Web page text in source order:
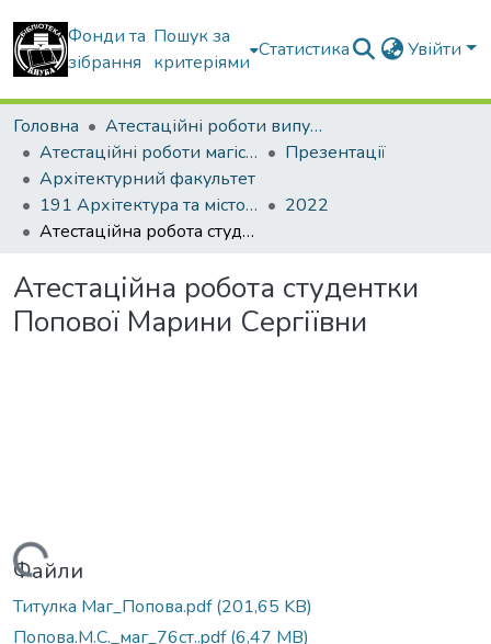
Фонди та
зібрання
Пошук за
критеріями
Статистика Увійти
Головна
Атестаційні роботи випускників
Атестаційні роботи магістрів
Презентації
Архітектурний факультет
191 Архітектура та містобудування. Ландшафтна архітектура
2022
Атестаційна робота студентки Попової Марини Сергіївни
Атестаційна робота студентки
Попової Марини Сергіївни
Вантажиться...
Файли
Титулка Маг_Попова.pdf(201,65 KB)
Попова.М.С._маг_76ст..pdf(6,47 MB)